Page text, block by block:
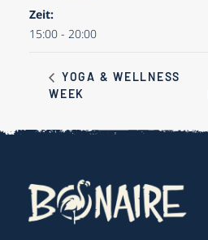
Zeit:
15:00 - 20:00
YOGA & WELLNESS
WEEK